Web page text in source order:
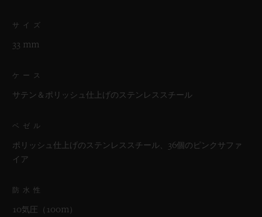
サイズ
33 mm
ケース
サテン＆ポリッシュ仕上げのステンレススチール
ベゼル
ポリッシュ仕上げのステンレススチール、36個のピンクサファ
イア
防水性
10気圧（100m）